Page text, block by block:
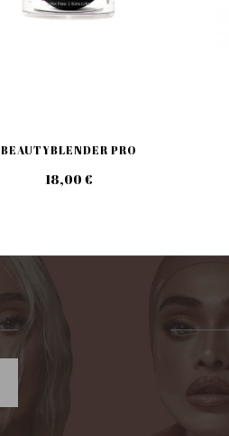
BEAUTYBLENDER PRO
18,00 €